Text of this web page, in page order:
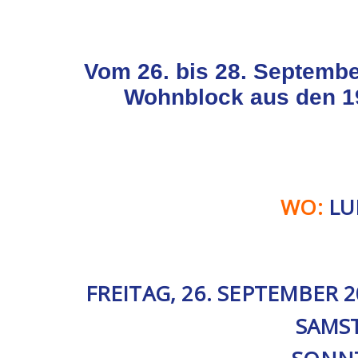
Vom 26. bis 28.
Wohnblock aus den
WO:
FREITAG, 26.